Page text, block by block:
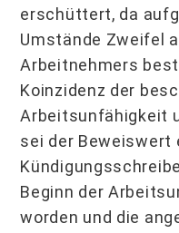
erschüttert, da
Umstände Zweifel
Arbeitnehmers
Koinzidenz der
Arbeitsunfähigkeit
sei der Beweiswert
Beginn der
worden und die